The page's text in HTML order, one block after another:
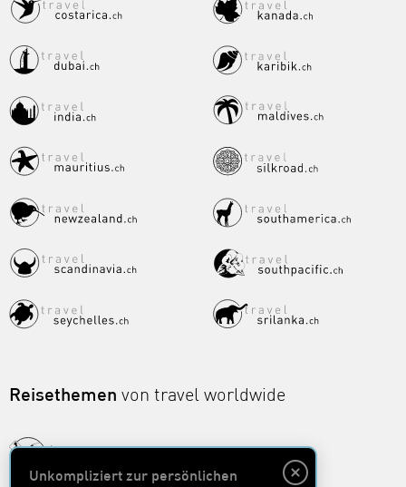
Reisethemen von travel worldwide
Unkompliziert zur persönlichen